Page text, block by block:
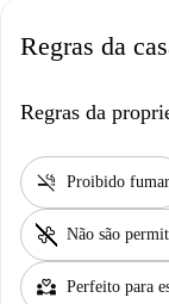
Regras da
Regras da
smoke_free Proibido fumar
pet_supplies Não são
partner_heart Perfeito para